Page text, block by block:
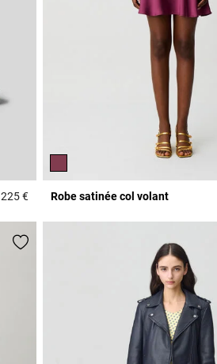
225 €5 out of 5 Customer Rating
Robe satinée col volant